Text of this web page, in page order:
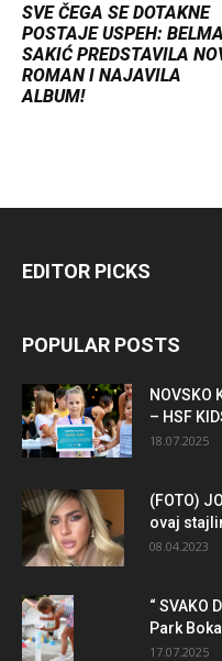
SVE ČEGA SE DOTAKNE
POSTAJE USPEH: BELMA
SAKIĆ PREDSTAVILA
ROMAN I NAJAVILA
ALBUM!
EDITOR PICKS
POPULAR POSTS
NOVSKO
– HSF
18.07.2025
(FOTO)
ovaj
08.04.2023
“ SVAKO
Park
17.07.2025